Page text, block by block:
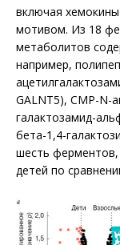
включая хемокины
мотивом. Из 18
метаболитов
например,
GALNT5), CMP-N-
галактозамид-
бета-1,4-
шесть
детей по